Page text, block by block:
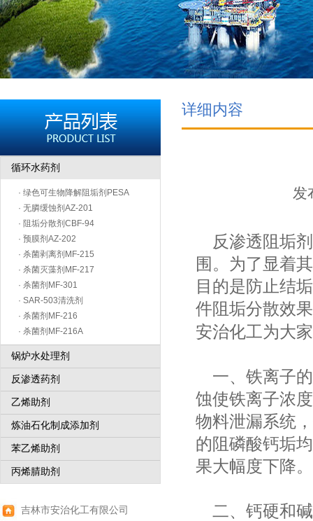
循环水药剂
· 绿色可生物降解阻垢剂PESA
· 无膦缓蚀剂AZ-201
· 阻垢分散剂CBF-94
· 预膜剂AZ-202
· 杀菌剥离剂MF-215
· 杀菌灭藻剂MF-217
· 杀菌剂MF-301
· SAR-503清洗剂
· 杀菌剂MF-216
· 杀菌剂MF-216A
锅炉水处理剂
反渗透药剂
乙烯助剂
炼油石化制成添加剂
苯乙烯助剂
丙烯腈助剂
吉林市安治化工有限公司
详细内容
发
反渗透阻垢剂
围。为了显着
目的是防止结
件阻垢分散效
安治化工为大
一、铁离子的
蚀使铁离子浓
物料泄漏系统
的阻磷酸钙垢
果大幅度下降。
二、钙硬和碱